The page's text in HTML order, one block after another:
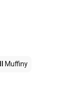
Muffiny